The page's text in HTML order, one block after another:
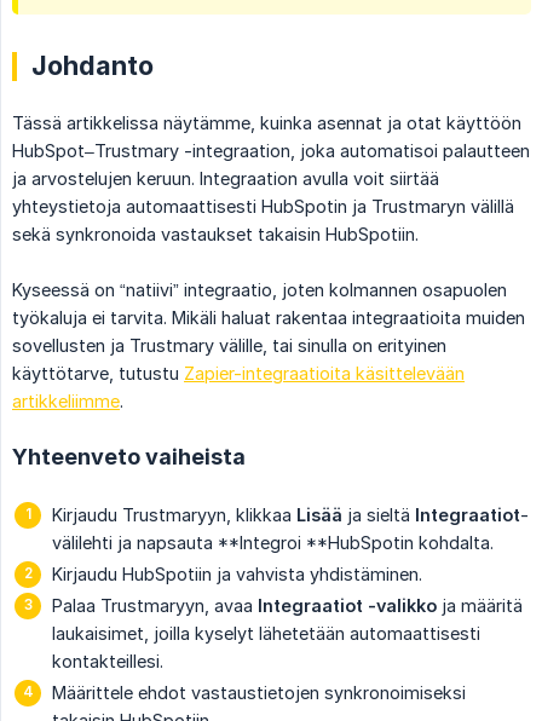
Johdanto
Tässä artikkelissa näytämme, kuinka asennat ja otat käyttöön
HubSpot–Trustmary -integraation, joka automatisoi palautteen
ja arvostelujen keruun. Integraation avulla voit siirtää
yhteystietoja automaattisesti HubSpotin ja Trustmaryn välillä
sekä synkronoida vastaukset takaisin HubSpotiin.
Kyseessä on “natiivi” integraatio, joten kolmannen osapuolen
työkaluja ei tarvita. Mikäli haluat rakentaa integraatioita muiden
sovellusten ja Trustmary välille, tai sinulla on erityinen
käyttötarve, tutustu Zapier-integraatioita käsittelevään
artikkeliimme.
Yhteenveto vaiheista
Kirjaudu Trustmaryyn, klikkaa Lisää ja sieltä Integraatiot-
välilehti ja napsauta **Integroi **HubSpotin kohdalta.
Kirjaudu HubSpotiin ja vahvista yhdistäminen.
Palaa Trustmaryyn, avaa Integraatiot -valikko ja määritä
laukaisimet, joilla kyselyt lähetetään automaattisesti
kontakteillesi.
Määrittele ehdot vastaustietojen synkronoimiseksi